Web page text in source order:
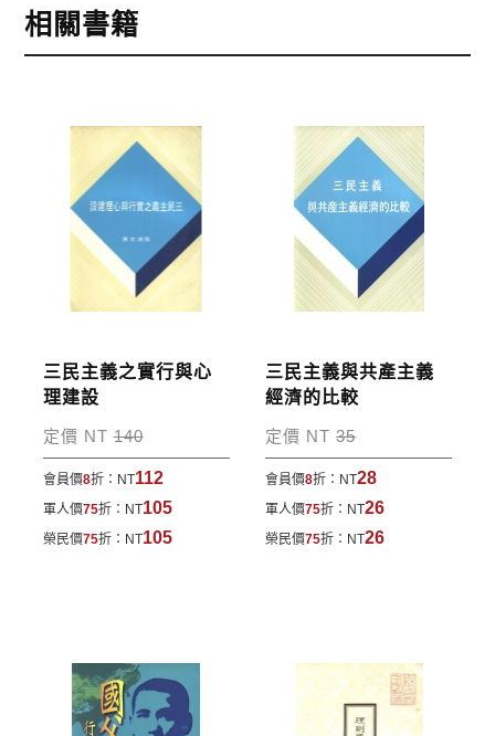
2.銀行轉帳:選擇銀行轉帳時，請填寫您的銀行帳號後
五碼，並於三日內完成匯款，以利核銷作業。
劃撥單，匯款者大名請填寫跟訂購者大名一致，以利
核銷作業。
完成訂購
訂購完成後，可至會員專區查詢「我的訂單」，查詢
訂單處理的狀態。
運費說明:
*國內凡一次訂購本公司書籍900元(含)以上，採國內
包裹運送，一律免運費；899元以下須自付80元運
費。外文書籍將由專人估價
，訂購後48小時內回覆運
寄送說明:
付款完成後，本公司將於七日內以郵寄方式寄送到您
所指定的地點。
相關書籍
三民主義之實行與心
理建設
定價 NT140
會員價8折： NT112
軍人價75折： NT105
榮民價75折： NT105
三民主義與共產主義
經濟的比較
定價 NT35
會員價8折： NT28
軍人價75折： NT26
榮民價75折： NT26